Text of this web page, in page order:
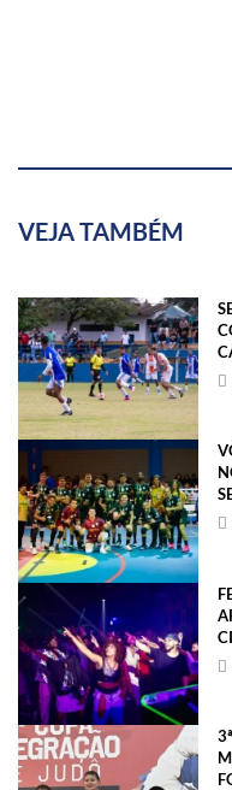
VEJA TAMBÉM